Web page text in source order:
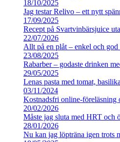
18/10/2025
Jag testar Relivo – ett nytt
17/09/2025
Recept på Svartvinbärsjuice
22/07/2026
Allt på en plåt – enkel och god
23/08/2025
Rabarber – godaste drinken
29/05/2025
Lenas pasta med tomat,
03/11/2024
Kostnadsfri online-föreläsning
20/02/2026
Måste jag sluta med HRT och
28/01/2026
Nu kan jag löpträna igen trots